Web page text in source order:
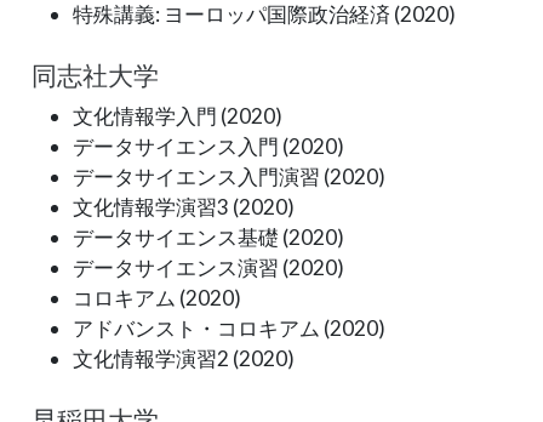
特殊講義: ヨーロッパ国際政治経済 (2020)
同志社大学
文化情報学入門 (2020)
データサイエンス入門 (2020)
データサイエンス入門演習 (2020)
文化情報学演習3 (2020)
データサイエンス基礎 (2020)
データサイエンス演習 (2020)
コロキアム (2020)
アドバンスト・コロキアム (2020)
文化情報学演習2 (2020)